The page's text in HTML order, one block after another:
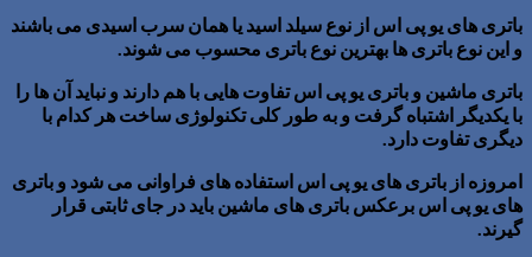
باتری های یو پی اس از نوع سیلد اسید یا همان سرب اسیدی می باشند
و این نوع باتری ها بهترین نوع باتری محسوب می شوند.
باتری ماشین و باتری یو پی اس تفاوت هایی با هم دارند و نباید آن ها را
با یکدیگر اشتباه گرفت و به طور کلی تکنولوژی ساخت هر کدام با
دیگری تفاوت دارد.
امروزه از باتری های یو پی اس استفاده های فراوانی می شود و باتری
های یو پی اس برعکس باتری های ماشین باید در جای ثابتی قرار
گیرند.